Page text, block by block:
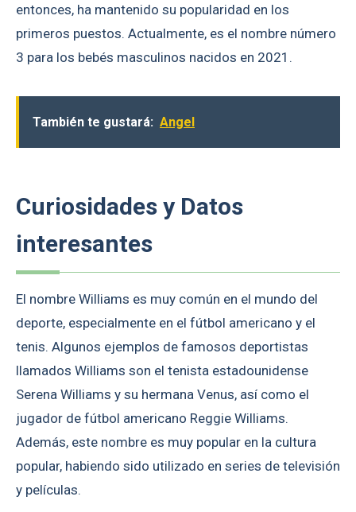
entonces, ha mantenido su popularidad en los
primeros puestos. Actualmente, es el nombre número
3 para los bebés masculinos nacidos en 2021.
También te gustará: Angel
Curiosidades y Datos
interesantes
El nombre Williams es muy común en el mundo del
deporte, especialmente en el fútbol americano y el
tenis. Algunos ejemplos de famosos deportistas
llamados Williams son el tenista estadounidense
Serena Williams y su hermana Venus, así como el
jugador de fútbol americano Reggie Williams.
Además, este nombre es muy popular en la cultura
popular, habiendo sido utilizado en series de televisión
y películas.